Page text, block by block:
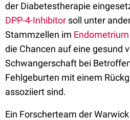
der Diabetestherapie
DPP-4-Inhibitor soll unter
Stammzellen im Endometrium
die Chancen auf eine gesund
Schwangerschaft bei
Fehlgeburten mit einem
assoziiert sind.
Ein Forscherteam der